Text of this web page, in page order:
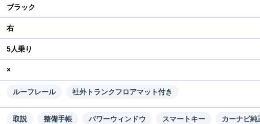
ブラック
右
5人乗り
×
ルーフレール 社外トランクフロアマット付き
取説 整備手帳 パワーウィンドウ スマートキー カーナビ純